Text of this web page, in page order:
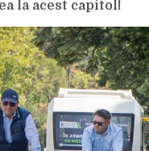
la acest capitol!